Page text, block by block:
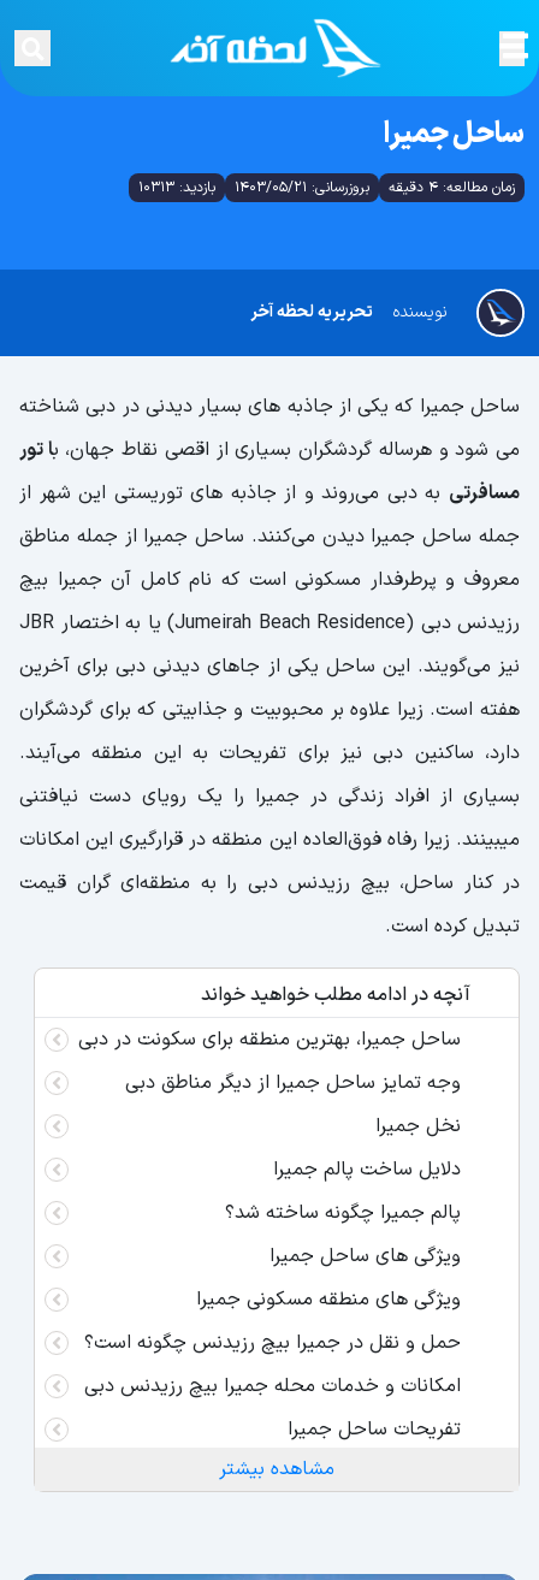
ساحل جمیرا
زمان مطالعه: 4 دقیقه بروزرسانی: 1403/05/21 بازدید: 10313
تحریریه لحظه آخر نویسنده
ساحل جمیرا که یکی از جاذبه های بسیار دیدنی در دبی شناخته
می شود و هرساله گردشگران بسیاری از اقصی نقاط جهان، با تور
مسافرتی به دبی می‌روند و از جاذبه های توریستی این شهر از
جمله ساحل جمیرا دیدن می‌کنند. ساحل جمیرا از جمله مناطق
معروف و پرطرفدار مسکونی است که نام کامل آن جمیرا بیچ
رزیدنس دبی (Jumeirah Beach Residence) یا به اختصار JBR
نیز می‌گویند. این ساحل یکی از جاهای دیدنی دبی برای آخرین
هفته است. زیرا علاوه بر محبوبیت و جذابیتی که برای گردشگران
دارد، ساکنین دبی نیز برای تفریحات به این منطقه می‌آیند.
بسیاری از افراد زندگی در جمیرا را یک رویای دست نیافتنی
میبینند. زیرا رفاه فوق‌العاده این منطقه در قرارگیری این امکانات
در کنار ساحل، بیچ رزیدنس دبی را به منطقه‌ای گران قیمت
تبدیل کرده است.
آنچه در ادامه مطلب خواهید خواند
ساحل جمیرا، بهترین منطقه برای سکونت در دبی
وجه تمایز ساحل جمیرا از دیگر مناطق دبی
نخل جمیرا
دلایل ساخت پالم جمیرا
پالم جمیرا چگونه ساخته شد؟
ویژگی های ساحل جمیرا
ویژگی های منطقه مسکونی جمیرا
حمل و نقل در جمیرا بیچ رزیدنس چگونه است؟
امکانات و خدمات محله جمیرا بیچ رزیدنس دبی
تفریحات ساحل جمیرا
تماشای غروب آفتاب
مشاهده بیشتر